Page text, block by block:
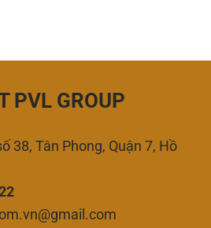
PVL GROUP
38, Tân Phong, Quận 7, Hồ